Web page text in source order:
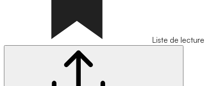
Liste de lecture